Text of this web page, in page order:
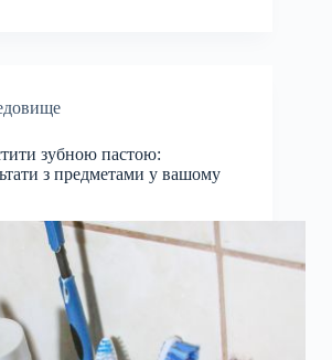
зубною пастою:
з предметами у вашому